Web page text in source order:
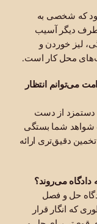
که شخصی به
طرف دیگر آسیب
لیز خوردن و
محل کار است.
می‌توانم انتظار
دستمزد از دست
شواهد شما بستگی
دقیق‌تری ارائه
از دادگاه حل و فصل
که انگار قرار